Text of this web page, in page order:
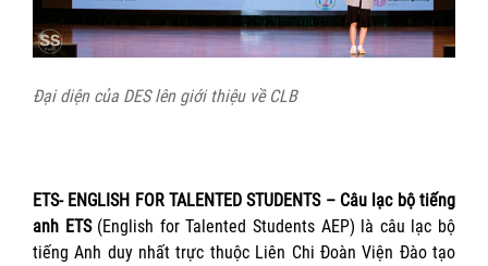
Đại diện của DES lên giới thiệu về CLB
ETS- ENGLISH FOR TALENTED STUDENTS – Câu lạc bộ tiếng
anh ETS(English for Talented Students AEP) là câu lạc bộ
tiếng Anh duy nhất trực thuộc Liên Chi Đoàn Viện Đào tạo